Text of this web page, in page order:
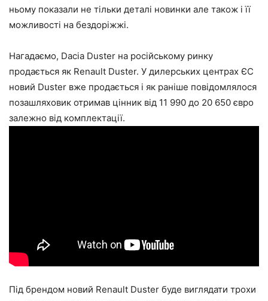
ньому показали не тільки деталі новинки але також і її
можливості на бездоріжжі.
Нагадаємо, Dacia Duster на російському ринку
продається як Renault Duster. У дилерських центрах ЄС
новий Duster вже продається і як раніше повідомлялося
позашляховик отримав цінник від 11 990 до 20 650 євро
залежно від комплектації.
Під брендом новий Renault Duster буде виглядати трохи